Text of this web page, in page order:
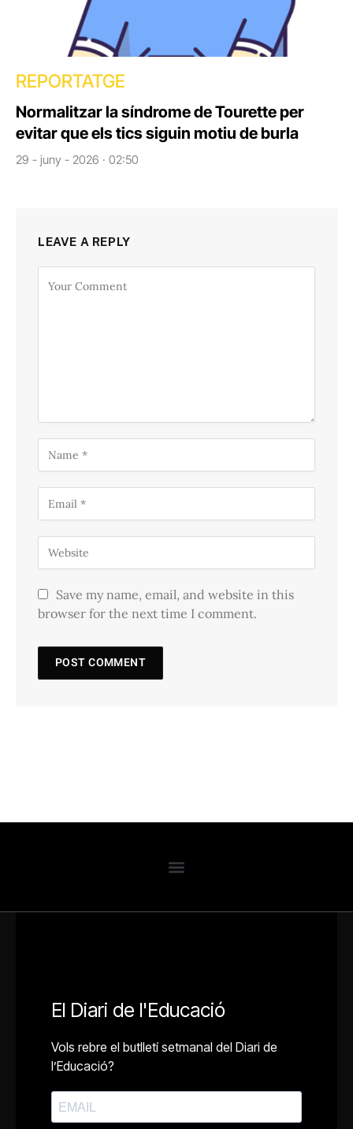
REPORTATGE
Normalitzar la síndrome de Tourette per
evitar que els tics siguin motiu de burla
29 - juny - 2026 · 02:50
LEAVE A REPLY
Save my name, email, and website in this
browser for the next time I comment.